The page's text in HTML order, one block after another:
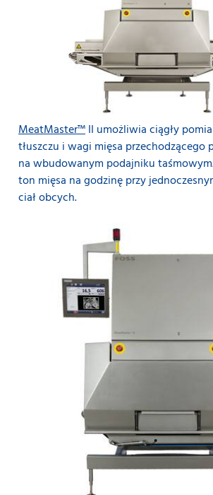
MeatMaster™II umożliwia ciągły
tłuszczu i wagi mięsa przechodzącego
na wbudowanym podajniku
ton mięsa na godzinę przy
ciał obcych.